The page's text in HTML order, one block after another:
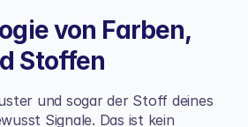
von Farben,
Stoffen
und sogar der Stoff deines
Signale. Das ist kein